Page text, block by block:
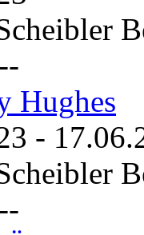
Hughes
-